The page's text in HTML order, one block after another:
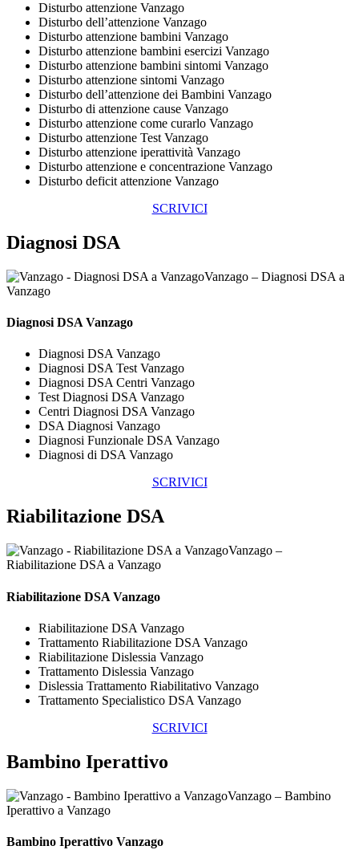
Disturbo attenzione Vanzago
Disturbo dell’attenzione Vanzago
Disturbo attenzione bambini Vanzago
Disturbo attenzione bambini esercizi Vanzago
Disturbo attenzione bambini sintomi Vanzago
Disturbo attenzione sintomi Vanzago
Disturbo dell’attenzione dei Bambini Vanzago
Disturbo di attenzione cause Vanzago
Disturbo attenzione come curarlo Vanzago
Disturbo attenzione Test Vanzago
Disturbo attenzione iperattività Vanzago
Disturbo attenzione e concentrazione Vanzago
Disturbo deficit attenzione Vanzago
SCRIVICI
Diagnosi DSA
Vanzago – Diagnosi DSA a
Vanzago
Diagnosi DSA Vanzago
Diagnosi DSA Vanzago
Diagnosi DSA Test Vanzago
Diagnosi DSA Centri Vanzago
Test Diagnosi DSA Vanzago
Centri Diagnosi DSA Vanzago
DSA Diagnosi Vanzago
Diagnosi Funzionale DSA Vanzago
Diagnosi di DSA Vanzago
SCRIVICI
Riabilitazione DSA
Vanzago –
Riabilitazione DSA a Vanzago
Riabilitazione DSA Vanzago
Riabilitazione DSA Vanzago
Trattamento Riabilitazione DSA Vanzago
Riabilitazione Dislessia Vanzago
Trattamento Dislessia Vanzago
Dislessia Trattamento Riabilitativo Vanzago
Trattamento Specialistico DSA Vanzago
SCRIVICI
Bambino Iperattivo
Vanzago – Bambino
Iperattivo a Vanzago
Bambino Iperattivo Vanzago